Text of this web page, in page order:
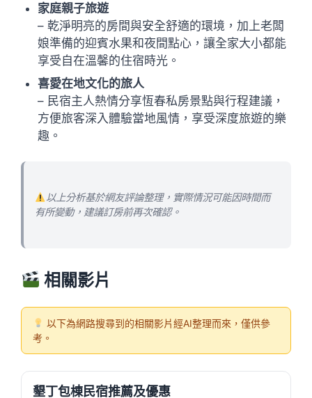
家庭親子旅遊
– 乾淨明亮的房間與安全舒適的環境，加上老闆
娘準備的迎賓水果和夜間點心，讓全家大小都能
享受自在溫馨的住宿時光。
喜愛在地文化的旅人
– 民宿主人熱情分享恆春私房景點與行程建議，
方便旅客深入體驗當地風情，享受深度旅遊的樂
趣。
以上分析基於網友評論整理，實際情況可能因時間而
有所變動，建議訂房前再次確認。
相關影片
以下為網路搜尋到的相關影片經AI整理而來，僅供參
考。
墾丁包棟民宿推薦及優惠